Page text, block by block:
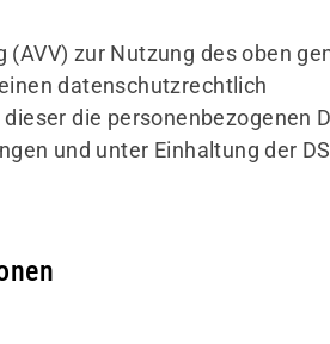
zur Nutzung des oben
datenschutzrechtlich
die personenbezogenen
und unter Einhaltung der